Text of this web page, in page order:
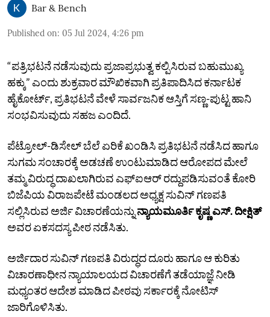
Bar & Bench
Published on: 05 Jul 2024, 4:26 pm
“ಪತ್ರಿಭಟನೆ ನಡೆಸುವುದು ಪ್ರಜಾಪ್ರಭುತ್ವ ಕಲ್ಪಿಸಿರುವ ಬಹುಮುಖ್ಯ
ಹಕ್ಕು” ಎಂದು ಶುಕ್ರವಾರ ಮೌಖಿಕವಾಗಿ ಪ್ರತಿಪಾದಿಸಿದ ಕರ್ನಾಟಕ
ಹೈಕೋರ್ಟ್‌, ಪ್ರತಿಭಟನೆ ವೇಳೆ ಸಾರ್ವಜನಿಕ ಆಸ್ತಿಗೆ ಸಣ್ಣ-ಪುಟ್ಟ ಹಾನಿ
ಸಂಭವಿಸುವುದು ಸಹಜ ಎಂದಿದೆ.
ಪೆಟ್ರೋಲ್‌-ಡಿಸೇಲ್‌ ಬೆಲೆ ಏರಿಕೆ ಖಂಡಿಸಿ ಪ್ರತಿಭಟನೆ ನಡೆಸಿದ ಹಾಗೂ
ಸುಗಮ ಸಂಚಾರಕ್ಕೆ ಅಡಚಣೆ ಉಂಟುಮಾಡಿದ ಆರೋಪದ ಮೇಲೆ
ತಮ್ಮ ವಿರುದ್ಧ ದಾಖಲಾಗಿರುವ ಎಫ್‌ಐಆರ್‌ ರದ್ದುಪಡಿಸುವಂತೆ ಕೋರಿ
ಬಿಜೆಪಿಯ ವಿರಾಜಪೇಟೆ ಮಂಡಲದ ಅಧ್ಯಕ್ಷ ಸುವಿನ್ ಗಣಪತಿ
ಸಲ್ಲಿಸಿರುವ ಅರ್ಜಿ ವಿಚಾರಣೆಯನ್ನುನ್ಯಾಯಮೂರ್ತಿ ಕೃಷ್ಣ ಎಸ್‌. ದೀಕ್ಷಿತ್‌
ಅವರ ಏಕಸದಸ್ಯ ಪೀಠ ನಡೆಸಿತು.
ಅರ್ಜಿದಾರ ಸುವಿನ್ ಗಣಪತಿ ವಿರುದ್ಧದ ದೂರು ಹಾಗೂ ಆ ಕುರಿತು
ವಿಚಾರಣಾಧೀನ ನ್ಯಾಯಾಲಯದ ವಿಚಾರಣೆಗೆ ತಡೆಯಾಜ್ಞೆ ನೀಡಿ
ಮಧ್ಯಂತರ ಆದೇಶ ಮಾಡಿದ ಪೀಠವು ಸರ್ಕಾರಕ್ಕೆ ನೋಟಿಸ್
ಜಾರಿಗೊಳಿಸಿತು.